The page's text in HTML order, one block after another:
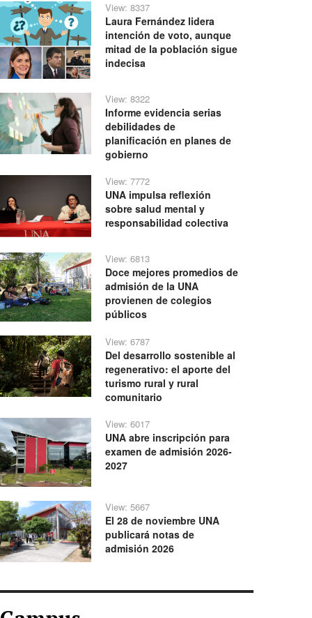
View: 8337
Laura Fernández lidera
intención de voto, aunque
mitad de la población sigue
indecisa
View: 8322
Informe evidencia serias
debilidades de
planificación en planes de
gobierno
View: 7772
UNA impulsa reflexión
sobre salud mental y
responsabilidad colectiva
View: 6813
Doce mejores promedios de
admisión de la UNA
provienen de colegios
públicos
View: 6787
Del desarrollo sostenible al
regenerativo: el aporte del
turismo rural y rural
comunitario
View: 6017
UNA abre inscripción para
examen de admisión 2026-
2027
View: 5667
El 28 de noviembre UNA
publicará notas de
admisión 2026